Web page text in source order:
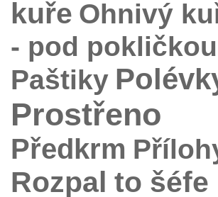
kuře Ohnivý
- pod pokličkou
Paštiky
Prostřeno
Předkrm
Rozpal to šéfe